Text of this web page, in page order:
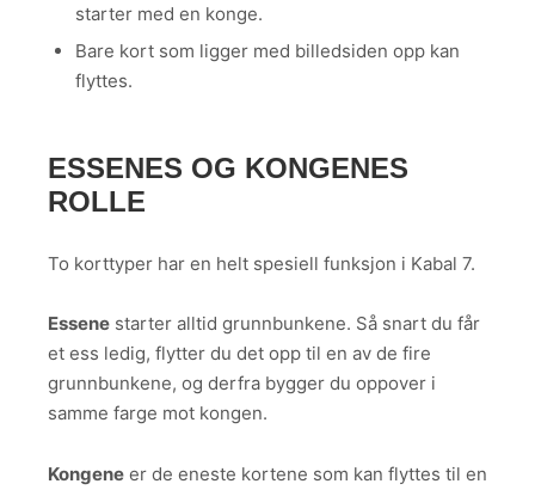
starter med en konge.
Bare kort som ligger med billedsiden opp kan
flyttes.
ESSENES OG KONGENES
ROLLE
To korttyper har en helt spesiell funksjon i Kabal 7.
Essene starter alltid grunnbunkene. Så snart du får
et ess ledig, flytter du det opp til en av de fire
grunnbunkene, og derfra bygger du oppover i
samme farge mot kongen.
Kongene er de eneste kortene som kan flyttes til en